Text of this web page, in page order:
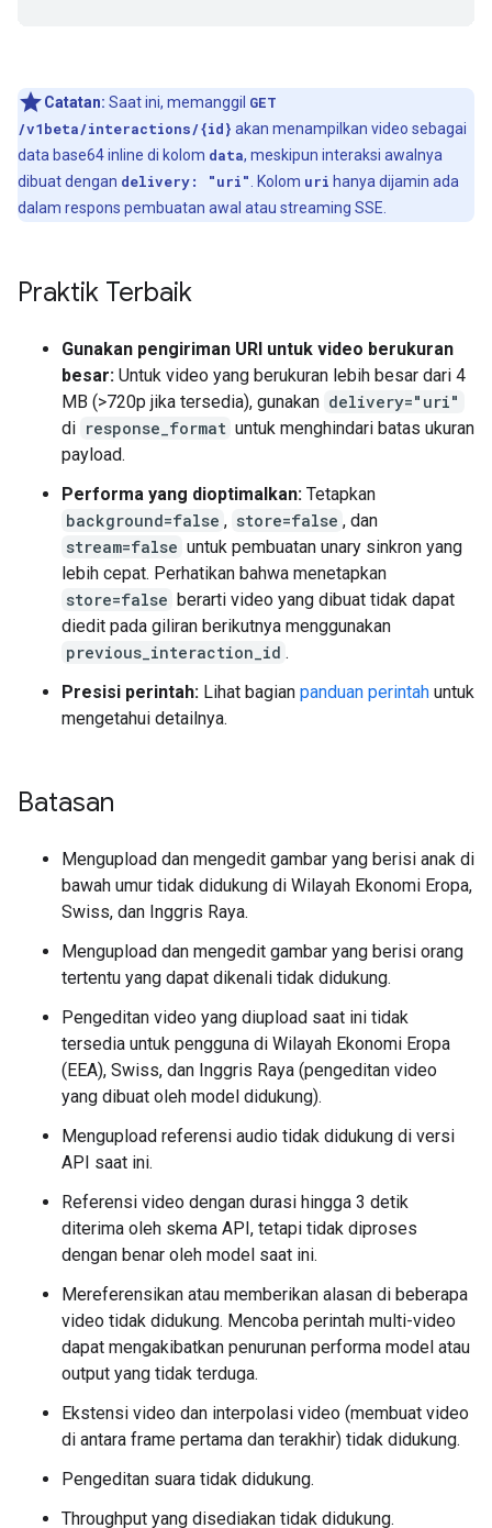
Catatan: Saat ini, memanggil GET
/v1beta/interactions/{id} akan menampilkan video sebagai
data base64 inline di kolom data, meskipun interaksi awalnya
dibuat dengan delivery: "uri" . Kolom uri hanya dijamin ada
dalam respons pembuatan awal atau streaming SSE.
Praktik Terbaik
Gunakan pengiriman URI untuk video berukuran
besar: Untuk video yang berukuran lebih besar dari 4
MB (>720p jika tersedia), gunakan delivery="uri"
di response_format untuk menghindari batas ukuran
payload.
Performa yang dioptimalkan: Tetapkan
background=false , store=false , dan
stream=false untuk pembuatan unary sinkron yang
lebih cepat. Perhatikan bahwa menetapkan
store=false berarti video yang dibuat tidak dapat
diedit pada giliran berikutnya menggunakan
previous_interaction_id .
Presisi perintah: Lihat bagian panduan perintah untuk
mengetahui detailnya.
Batasan
Mengupload dan mengedit gambar yang berisi anak di
bawah umur tidak didukung di Wilayah Ekonomi Eropa,
Swiss, dan Inggris Raya.
Mengupload dan mengedit gambar yang berisi orang
tertentu yang dapat dikenali tidak didukung.
Pengeditan video yang diupload saat ini tidak
tersedia untuk pengguna di Wilayah Ekonomi Eropa
(EEA), Swiss, dan Inggris Raya (pengeditan video
yang dibuat oleh model didukung).
Mengupload referensi audio tidak didukung di versi
API saat ini.
Referensi video dengan durasi hingga 3 detik
diterima oleh skema API, tetapi tidak diproses
dengan benar oleh model saat ini.
Mereferensikan atau memberikan alasan di beberapa
video tidak didukung. Mencoba perintah multi-video
dapat mengakibatkan penurunan performa model atau
output yang tidak terduga.
Ekstensi video dan interpolasi video (membuat video
di antara frame pertama dan terakhir) tidak didukung.
Pengeditan suara tidak didukung.
Throughput yang disediakan tidak didukung.